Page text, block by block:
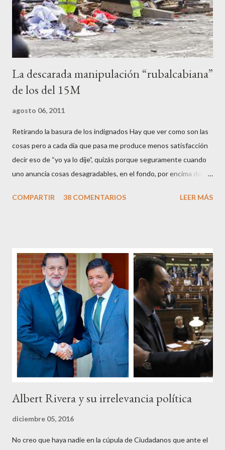
agredirla, morderla, para que toda la pijo progresía del país, todos
los que no fuman ni tabaco, n...
La descarada manipulación “rubalcabiana”
de los del 15M
agosto 06, 2011
Retirando la basura de los indignados Hay que ver como son las
cosas pero a cada día que pasa me produce menos satisfacción
decir eso de “yo ya lo dije”, quizás porque seguramente cuando
uno anuncia cosas desagradables, en el fondo, por encima de la
Pero francamente estos socialistas son tan transparentes en su
de ciudadanos, la mayoría de los cuales no han pagado jamás un
impuesto, sea por vocación o simplemente por no haber tenido
un trabajo en su vida, decidieron salir a la calle revestidos de la
sagrada túnica de la “indignación ciudadana” y con su actitud
crear una paradoja, se autodenominaban “movimiento 15M” y lo
que hicieron fue apoderarse de una plaza pública y allí sentaron
sus reales, bueno sus reales no,...
COMPARTIR 38 COMENTARIOS LEER MÁS
Albert Rivera y su irrelevancia política
diciembre 05, 2016
No creo que haya nadie en la cúpula de Ciudadanos que ante el